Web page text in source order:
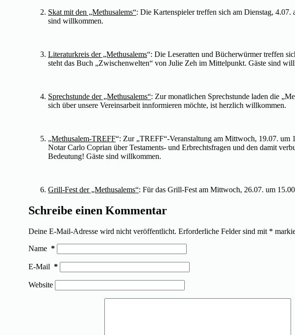
Skat mit den „Methusalems“: Die Kartenspieler treffen sich am Dienstag,
sind willkommen.
Literaturkreis der „Methusalems“: Die Leseratten und Bücherwürmer treffen
steht das Buch „Zwischenwelten“ von Julie Zeh im Mittelpunkt. Gäste sind
Sprechstunde der „Methusalems“: Zur monatlichen Sprechstunde laden die
sich über unsere Vereinsarbeit innformieren möchte, ist herzlich willkommen.
„Methusalem-TREFF“: Zur „TREFF“-Veranstaltung am Mittwoch, 19.07. um
Notar Carlo Coprian über Testaments- und Erbrechtsfragen und den damit
Bedeutung! Gäste sind willkommen.
Grill-Fest der „Methusalems“: Für das Grill-Fest am Mittwoch, 26.07. um
Schreibe einen Kommentar
Deine E-Mail-Adresse wird nicht veröffentlicht. Erforderliche Felder sind mit *
Name *
E-Mail *
Website